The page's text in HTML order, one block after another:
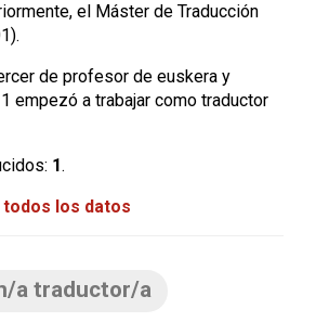
el Máster de Traducción
de profesor de euskera y
empezó a trabajar como traductor
1.
todos los datos
a traductor/a